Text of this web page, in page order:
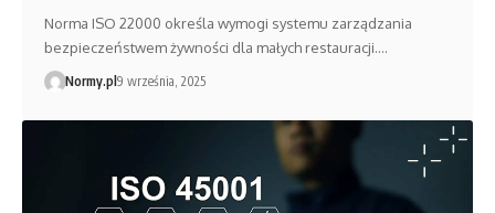
Norma ISO 22000 określa wymogi systemu zarządzania
bezpieczeństwem żywności dla małych restauracji.…
Normy.pl9 września, 2025